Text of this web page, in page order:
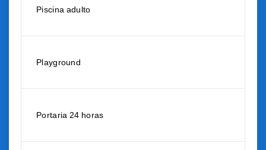
Piscina adulto
Playground
Portaria 24 horas